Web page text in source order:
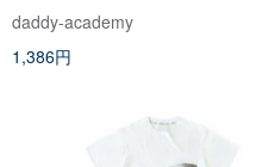
Notebook デザインのスパイラ
ルノート
daddy-academy
1,386円